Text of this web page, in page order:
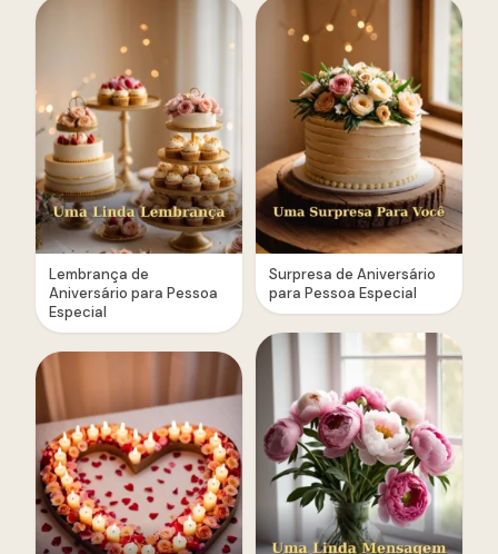
Lembrança de
Aniversário para Pessoa
Especial
Surpresa de Aniversário
para Pessoa Especial